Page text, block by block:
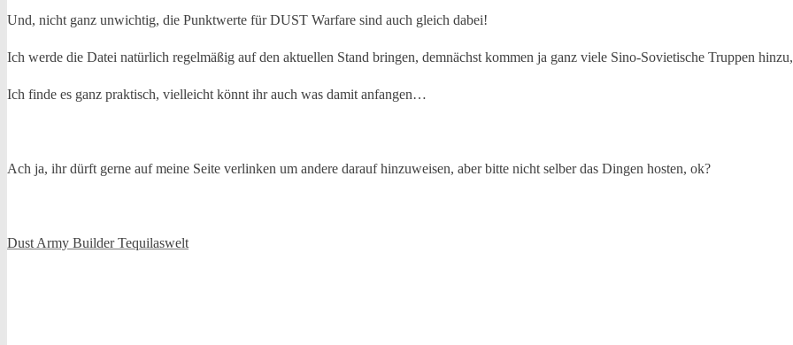
Und, nicht ganz unwichtig, die Punktwerte für DUST Warfare sind auch gleich dabei!
Ich werde die Datei natürlich regelmäßig auf den aktuellen Stand bringen, demnächst kommen ja ganz viele Sino-Sovietische Truppen
Ich finde es ganz praktisch, vielleicht könnt ihr auch was damit anfangen…
Ach ja, ihr dürft gerne auf meine Seite verlinken um andere darauf hinzuweisen, aber bitte nicht selber das Dingen hosten, ok?
Dust Army Builder Tequilaswelt